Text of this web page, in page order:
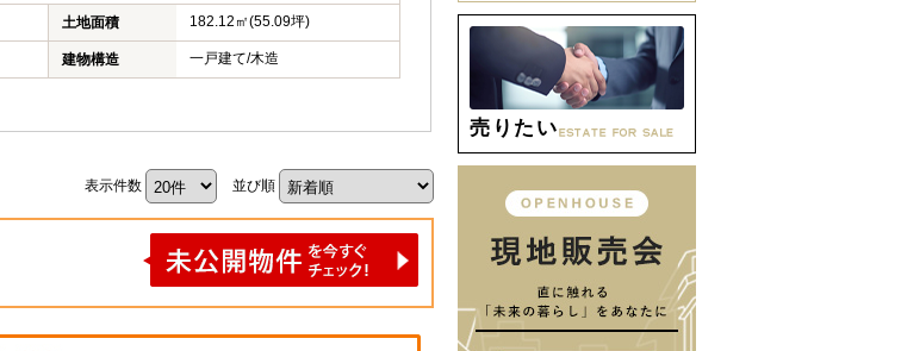
土地面積 182.12㎡(55.09坪)
建物構造 一戸建て/木造
表示件数 並び順
売りたい